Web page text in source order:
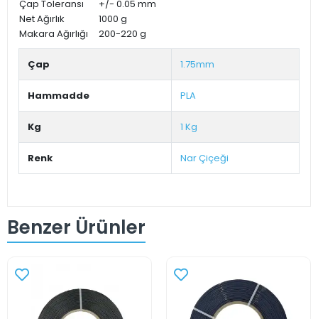
Çap Toleransı
+/- 0.05 mm
Net Ağırlık
1000 g
Makara Ağırlığı
200-220 g
Çap 1.75mm
Hammadde PLA
Kg 1 Kg
Renk Nar Çiçeği
Benzer Ürünler